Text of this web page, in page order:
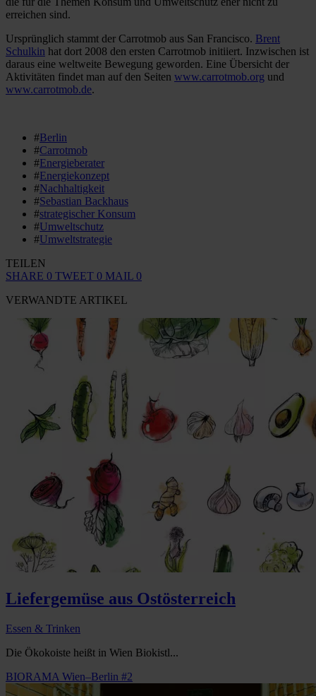
erreichen sind.
Ursprünglich stammt der Carrotmob aus San Francisco. Brent
Schulkin hat dort 2008 den ersten Carrotmob initiiert. Inzwischen ist
daraus eine weltweite Bewegung geworden. Eine Übersicht der
Aktivitäten findet man auf den Seiten www.carrotmob.org und
www.carrotmob.de.
#Berlin
#Carrotmob
#Energieberater
#Energiekonzept
#Nachhaltigkeit
#Sebastian Backhaus
#strategischer Konsum
#Umweltschutz
#Umweltstrategie
TEILEN
SHARE 0 TWEET 0 MAIL 0
VERWANDTE ARTIKEL
Liefergemüse aus Ostösterreich
Essen & Trinken
Die Ökokoiste heißt in Wien Biokistl...
BIORAMA Wien–Berlin #2